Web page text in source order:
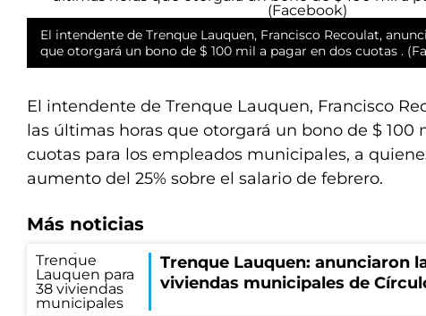
El intendente de Trenque Lauquen, Francisco Recoulat,
que otorgará un bono de $ 100 mil a pagar en dos cuotas .
El intendente de Trenque Lauquen, Francisco
las últimas horas que otorgará un bono de $ 100
cuotas para los empleados municipales, a
aumento del 25% sobre el salario de febrero.
Más noticias
Trenque Lauquen: anunciaron
viviendas municipales de